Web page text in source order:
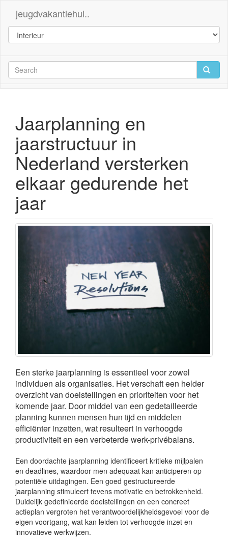
jeugdvakantiehui..
Jaarplanning en
jaarstructuur in
Nederland versterken
elkaar gedurende het
jaar
Een sterke jaarplanning is essentieel voor zowel
individuen als organisaties. Het verschaft een helder
overzicht van doelstellingen en prioriteiten voor het
komende jaar. Door middel van een gedetailleerde
planning kunnen mensen hun tijd en middelen
efficiënter inzetten, wat resulteert in verhoogde
productiviteit en een verbeterde werk-privébalans.
Een doordachte jaarplanning identificeert kritieke mijlpalen
en deadlines, waardoor men adequaat kan anticiperen op
potentiële uitdagingen. Een goed gestructureerde
jaarplanning stimuleert tevens motivatie en betrokkenheid.
Duidelijk gedefinieerde doelstellingen en een concreet
actieplan vergroten het verantwoordelijkheidsgevoel voor de
eigen voortgang, wat kan leiden tot verhoogde inzet en
innovatieve werkwijzen.